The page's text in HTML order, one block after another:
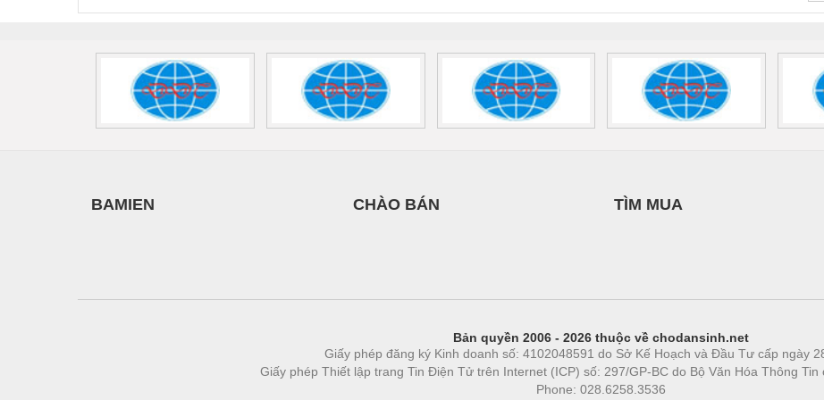
Vòng bi - Bạc đạn
Xe hơi - Phụ tùng
Xe máy - Phụ tùng
BAMIEN CHÀO BÁN TÌM MUA
Bản quyền 2006 - 2026 thuộc về chodansinh.net
Giấy phép đăng ký Kinh doanh số: 4102048591 do Sở Kế Hoạch và Đầu Tư cấp ngày
Giấy phép Thiết lập trang Tin Điện Tử trên Internet (ICP) số: 297/GP-BC do Bộ Văn Hóa Thông Tin
Phone: 028.6258.3536